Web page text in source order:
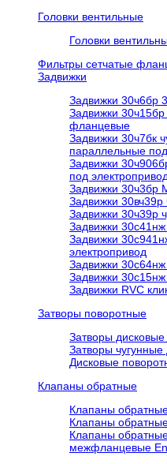
Головки вентильные
Головки
Фильтры сетчатые
Задвижки
Задвижки 30ч6бр
Задвижки
фланцевые
Задвижки 30ч7бк
параллельные под
Задвижки
под электропривод
Задвижки 30ч3бр
Задвижки
Задвижки 30ч39р
Задвижки
Задвижки
электропривод
Задвижки
Задвижки
Задвижки RVC
Затворы поворотные
Затворы
Затворы
Дисковые
Клапаны обратные
Клапаны
Клапаны
Клапаны
межфланцевые